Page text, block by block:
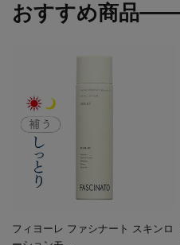
おすすめ商品
フィヨーレ ファシナート スキンロ